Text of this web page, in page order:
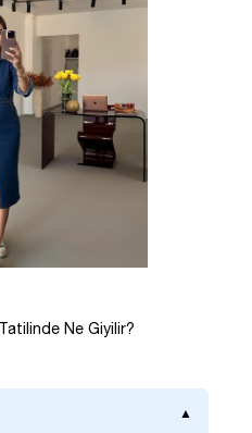
Ne Giyilir?